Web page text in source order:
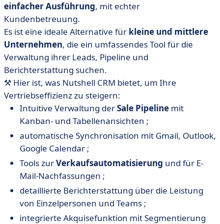
einfacher Ausführung, mit echter
Kundenbetreuung.
Es ist eine ideale Alternative für kleine und mittlere
Unternehmen, die ein umfassendes Tool für die
Verwaltung ihrer Leads, Pipeline und
Berichterstattung suchen.
⚒️ Hier ist, was Nutshell CRM bietet, um Ihre
Vertriebseffizienz zu steigern:
Intuitive Verwaltung derSale Pipeline mit
Kanban- und Tabellenansichten ;
automatische Synchronisation mit Gmail, Outlook,
Google Calendar ;
Tools zurVerkaufsautomatisierung und für E-
Mail-Nachfassungen ;
detaillierte Berichterstattung über die Leistung
von Einzelpersonen und Teams ;
integrierte Akquisefunktion mit Segmentierung